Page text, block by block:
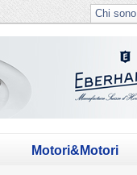
Chi sono
Motori&Motori